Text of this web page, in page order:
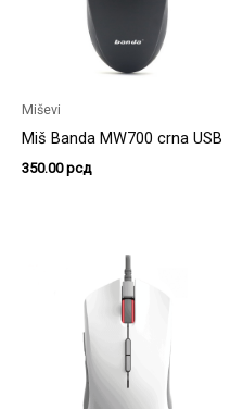
Miševi
Miš Banda MW700 crna USB
350.00рсд